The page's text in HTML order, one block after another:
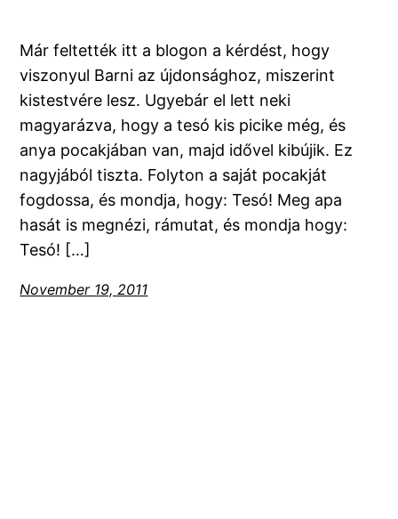
Már feltették itt a blogon a kérdést, hogy
viszonyul Barni az újdonsághoz, miszerint
kistestvére lesz. Ugyebár el lett neki
magyarázva, hogy a tesó kis picike még, és
anya pocakjában van, majd idővel kibújik. Ez
nagyjából tiszta. Folyton a saját pocakját
fogdossa, és mondja, hogy: Tesó! Meg apa
hasát is megnézi, rámutat, és mondja hogy:
Tesó! […]
November 19, 2011